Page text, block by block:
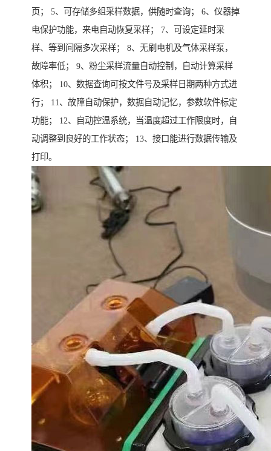
页； 5、可存储多组采样数据，供随时查询； 6、仪器掉
电保护功能，来电自动恢复采样； 7、可设定延时采
样、等到间隔多次采样； 8、无刷电机及气体采样泵，
故障率低； 9、粉尘采样流量自动控制，自动计算采样
体积； 10、数据查询可按文件号及采样日期两种方式进
行； 11、故障自动保护，数据自动记忆，参数软件标定
功能； 12、自动控温系统，当温度超过工作限度时，自
动调整到良好的工作状态； 13、接口能进行数据传输及
打印。